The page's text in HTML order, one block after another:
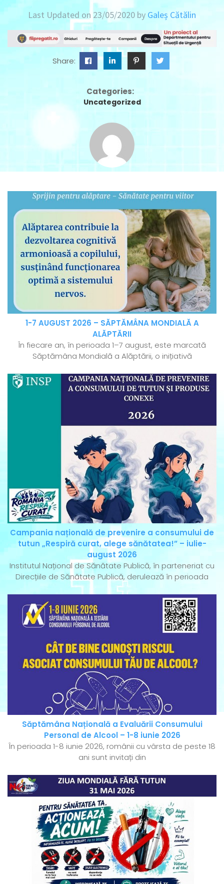
Last Updated on 23/05/2020 by Galeș Cătălin
Share:
Categories:
Uncategorized
1-7 AUGUST 2026 – SĂPTĂMÂNA MONDIALĂ A
ALĂPTĂRII
În fiecare an, în perioada 1–7 august, este marcată
Săptămâna Mondială a Alăptării, o inițiativă
Campania națională de prevenire a consumului de
tutun „Respiră curat, alege sănătatea!” – iulie-
august 2026
Institutul Național de Sănătate Publică, în parteneriat cu
Direcțiile de Sănătate Publică, derulează în perioada
Săptămâna Națională a Evaluării Consumului
Personal de Alcool – 1-8 iunie 2026
În perioada 1-8 iunie 2026, românii cu vârsta de peste 18
ani sunt invitați din